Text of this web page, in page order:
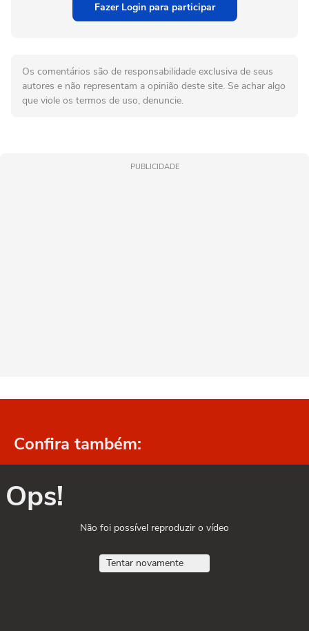
Fazer Login para participar
Os comentários são de responsabilidade exclusiva de seus
autores e não representam a opinião deste site. Se achar algo
que viole os termos de uso, denuncie.
PUBLICIDADE
Confira também:
Ops!
Não foi possível reproduzir o vídeo
Tentar novamente